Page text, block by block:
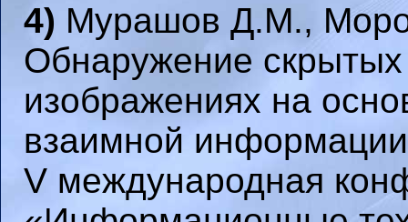
4) Мурашов Д.М.,
Обнаружение
изображениях на
взаимной
V международная